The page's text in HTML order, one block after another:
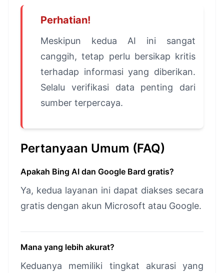
Perhatian!
Meskipun kedua AI ini sangat
canggih, tetap perlu bersikap kritis
terhadap informasi yang diberikan.
Selalu verifikasi data penting dari
sumber terpercaya.
Pertanyaan Umum (FAQ)
Apakah Bing AI dan Google Bard gratis?
Ya, kedua layanan ini dapat diakses secara
gratis dengan akun Microsoft atau Google.
Mana yang lebih akurat?
Keduanya memiliki tingkat akurasi yang